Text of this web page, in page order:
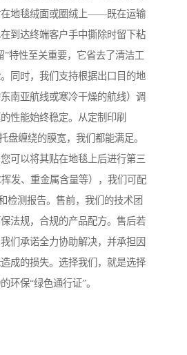
在地毯绒面或圈绒上——既在运输
到达终端客户手中撕除时留下粘
”特性至关重要，它省去了清洁工
同时，我们支持根据出口目的地
南亚航线或寒冷干燥的航线）调
性能始终稳定。从定制印刷
盘缠绕的膜宽，我们都能满足。
可以将其贴在地毯上后进行第三
发、重金属含量等），我们可配
检测报告。售前，我们的技术团
法规，合规的产品配方。售后若
们承诺全力协助解决，并承担因
成的损失。选择我们，就是选择
环保“绿色通行证”。